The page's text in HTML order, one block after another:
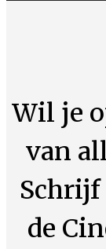
Wil je
van
de